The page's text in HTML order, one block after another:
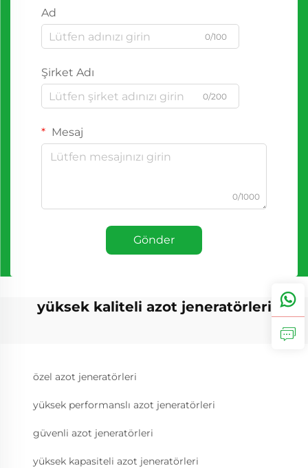
Ad
0/100
Şirket Adı
0/200
Mesaj
0/1000
Gönder
yüksek kaliteli azot jeneratörleri
özel azot jeneratörleri
yüksek performanslı azot jeneratörleri
güvenli azot jeneratörleri
yüksek kapasiteli azot jeneratörleri